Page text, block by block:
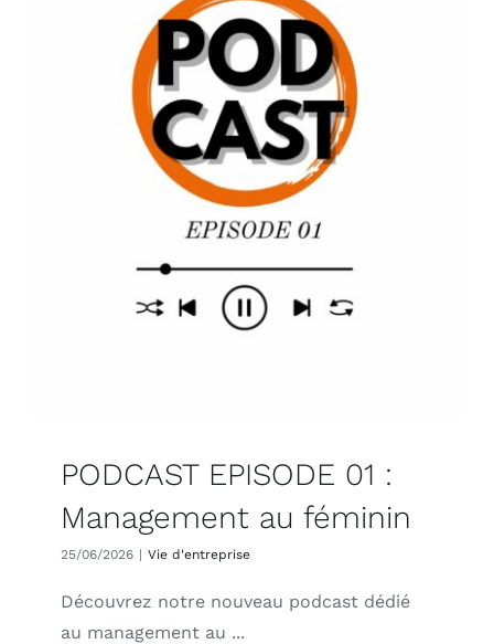
PODCAST EPISODE 01 :
Management au féminin
25/06/2026 | Vie d'entreprise
Découvrez notre nouveau podcast dédié
au management au ...